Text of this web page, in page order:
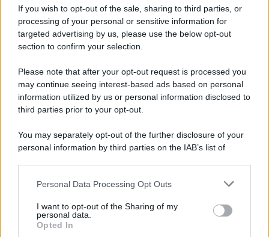
If you wish to opt-out of the sale, sharing to third parties, or
processing of your personal or sensitive information for
targeted advertising by us, please use the below opt-out
section to confirm your selection.
Please note that after your opt-out request is processed you
may continue seeing interest-based ads based on personal
information utilized by us or personal information disclosed to
third parties prior to your opt-out.
You may separately opt-out of the further disclosure of your
personal information by third parties on the IAB’s list of
This information may also be disclosed by us to third parties
disclose it to other third parties.
Please note that this website/app uses one or more Google
Personal Data Processing Opt Outs
I want to opt-out of the Sharing of my
personal data.
Opted In
Più soldi per i lavoratori metalmeccanici tedeschi. Lo
stabilisce l’accordo firmato a luglio 2025 tra IG Metall e
le...